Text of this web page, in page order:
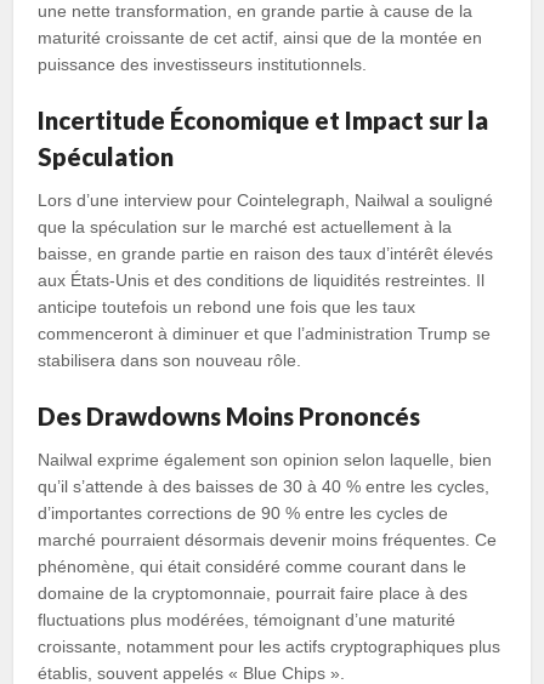
une nette transformation, en grande partie à cause de la
maturité croissante de cet actif, ainsi que de la montée en
puissance des investisseurs institutionnels.
Incertitude Économique et Impact sur la
Spéculation
Lors d’une interview pour Cointelegraph, Nailwal a souligné
que la spéculation sur le marché est actuellement à la
baisse, en grande partie en raison des taux d’intérêt élevés
aux États-Unis et des conditions de liquidités restreintes. Il
anticipe toutefois un rebond une fois que les taux
commenceront à diminuer et que l’administration Trump se
stabilisera dans son nouveau rôle.
Des Drawdowns Moins Prononcés
Nailwal exprime également son opinion selon laquelle, bien
qu’il s’attende à des baisses de 30 à 40 % entre les cycles,
d’importantes corrections de 90 % entre les cycles de
marché pourraient désormais devenir moins fréquentes. Ce
phénomène, qui était considéré comme courant dans le
domaine de la cryptomonnaie, pourrait faire place à des
fluctuations plus modérées, témoignant d’une maturité
croissante, notamment pour les actifs cryptographiques plus
établis, souvent appelés « Blue Chips ».